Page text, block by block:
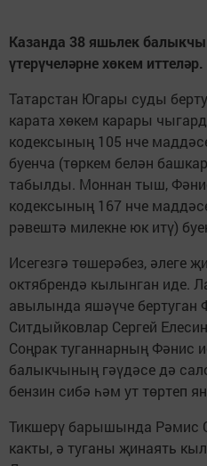
Казанда 38 яшьлек
үтерүчеләрне хөкем иттеләр.
Татарстан Югары суды
карата хөкем карары
кодексының 105 нче
буенча (төркем белән
табылды. Моннан тыш,
кодексының 167 нче
рәвештә милекне юк итү)
Исегезгә төшерәбез, әлеге
октябрендә кылынган иде.
авылында яшәүче бертуган
Ситдыйковлар Сергей
Соңрак туганнарның Фәнис
балыкчының гәүдәсе дә
бензин сибә һәм ут төртеп
Тикшерү барышында Рәмис
какты, ә туганы җинаять